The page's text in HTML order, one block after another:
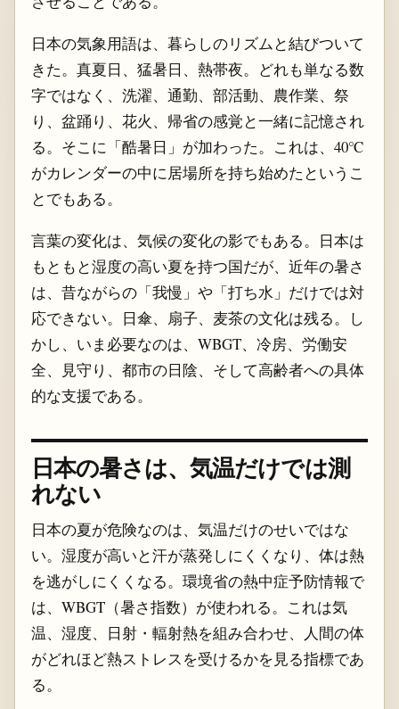
日本の気象用語は、暮らしのリズムと結びついて
きた。真夏日、猛暑日、熱帯夜。どれも単なる数
字ではなく、洗濯、通勤、部活動、農作業、祭
り、盆踊り、花火、帰省の感覚と一緒に記憶され
る。そこに「酷暑日」が加わった。これは、40℃
がカレンダーの中に居場所を持ち始めたというこ
とでもある。
言葉の変化は、気候の変化の影でもある。日本は
もともと湿度の高い夏を持つ国だが、近年の暑さ
は、昔ながらの「我慢」や「打ち水」だけでは対
応できない。日傘、扇子、麦茶の文化は残る。し
かし、いま必要なのは、WBGT、冷房、労働安
全、見守り、都市の日陰、そして高齢者への具体
的な支援である。
日本の暑さは、気温だけでは測
れない
日本の夏が危険なのは、気温だけのせいではな
い。湿度が高いと汗が蒸発しにくくなり、体は熱
を逃がしにくくなる。環境省の熱中症予防情報で
は、WBGT（暑さ指数）が使われる。これは気
温、湿度、日射・輻射熱を組み合わせ、人間の体
がどれほど熱ストレスを受けるかを見る指標であ
る。